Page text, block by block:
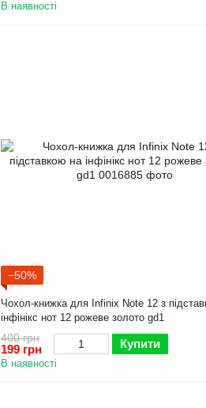
В наявності
−50%
Чохол-книжка для Infinix Note 12 з
інфінікс нот 12 рожеве золото gd1
400 грн
199 грн Купити
В наявності